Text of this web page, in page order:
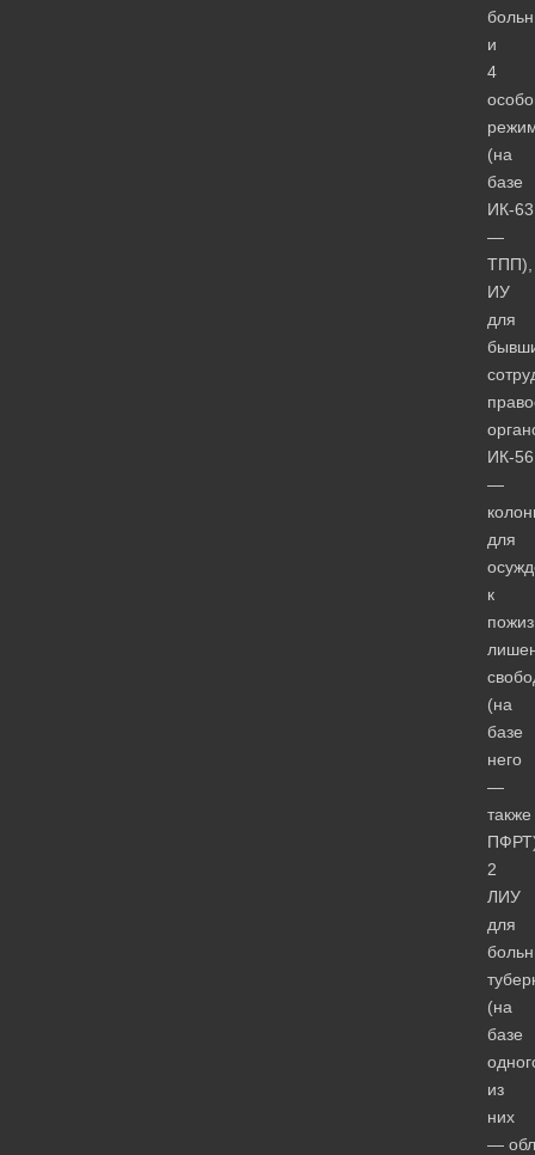
и
4
(на
базе
ИК-63
—
ТПП),
ИУ
для
ИК-56
—
для
к
(на
базе
него
—
также
2
ЛИУ
для
(на
базе
из
них
—